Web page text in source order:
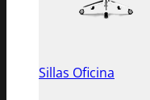
Sillas Oficina